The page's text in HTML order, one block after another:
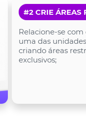
#2 CRIE ÁREAS
Relacione-se
uma das
criando áreas
exclusivos;